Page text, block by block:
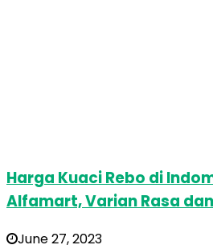
Harga Kuaci Rebo di
Alfamart, Varian Rasa
June 27, 2023